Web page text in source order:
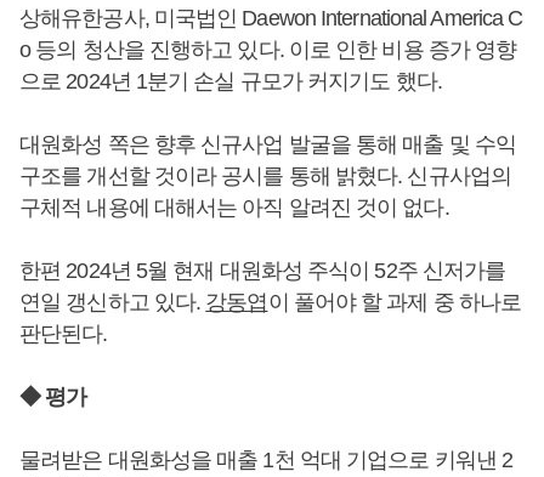
상해유한공사, 미국법인 Daewon International America C
o 등의 청산을 진행하고 있다. 이로 인한 비용 증가 영향
으로 2024년 1분기 손실 규모가 커지기도 했다.
대원화성 쪽은 향후 신규사업 발굴을 통해 매출 및 수익
구조를 개선할 것이라 공시를 통해 밝혔다. 신규사업의
구체적 내용에 대해서는 아직 알려진 것이 없다.
한편 2024년 5월 현재 대원화성 주식이 52주 신저가를
연일 갱신하고 있다. 강동엽 이 풀어야 할 과제 중 하나로
판단된다.
◆ 평가
물려받은 대원화성을 매출 1천 억대 기업으로 키워낸 2